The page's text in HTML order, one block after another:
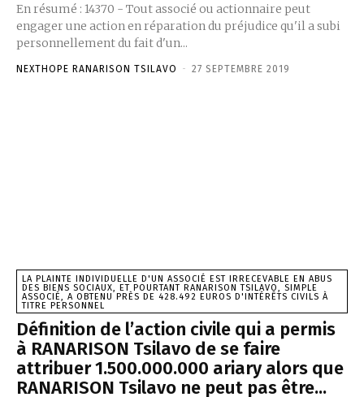
En résumé : 14370 - Tout associé ou actionnaire peut
engager une action en réparation du préjudice qu'il a subi
personnellement du fait d'un...
NEXTHOPE RANARISON TSILAVO - 27 SEPTEMBRE 2019
LA PLAINTE INDIVIDUELLE D'UN ASSOCIÉ EST IRRECEVABLE EN ABUS
DES BIENS SOCIAUX, ET POURTANT RANARISON TSILAVO, SIMPLE
ASSOCIÉ, A OBTENU PRÈS DE 428.492 EUROS D'INTÉRÊTS CIVILS À
TITRE PERSONNEL
Définition de l’action civile qui a permis
à RANARISON Tsilavo de se faire
attribuer 1.500.000.000 ariary alors que
RANARISON Tsilavo ne peut pas être...